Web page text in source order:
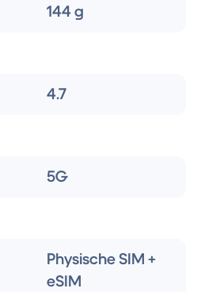
144 g
4.7
5G
Physische SIM +
eSIM